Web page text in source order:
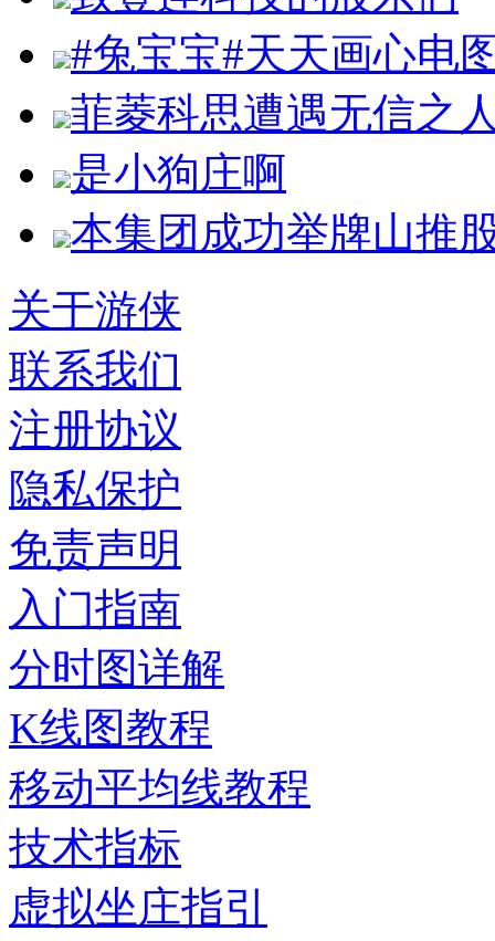
#兔宝宝#天天画心电
菲菱科思遭遇无信之
是小狗庄啊
本集团成功举牌山推
关于游侠
联系我们
注册协议
隐私保护
免责声明
入门指南
分时图详解
K线图教程
移动平均线教程
技术指标
虚拟坐庄指引